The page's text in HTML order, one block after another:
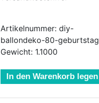
Artikelnummer: diy-
ballondeko-80-geburtstag
Gewicht: 1.1000
In den Warenkorb legen